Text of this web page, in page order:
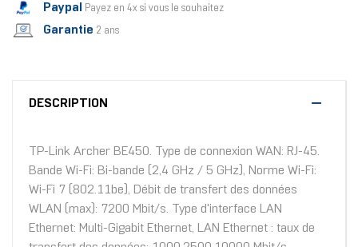
Paypal Payez en 4x si vous le souhaitez
Garantie 2 ans
DESCRIPTION
TP-Link Archer BE450. Type de connexion WAN: RJ-45.
Bande Wi-Fi: Bi-bande (2,4 GHz / 5 GHz), Norme Wi-Fi:
Wi-Fi 7 (802.11be), Débit de transfert des données
WLAN (max): 7200 Mbit/s. Type d'interface LAN
Ethernet: Multi-Gigabit Ethernet, LAN Ethernet : taux de